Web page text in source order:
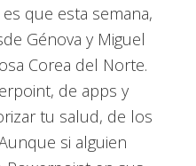
que esta semana,
Génova y Miguel
Corea del Norte.
de apps y
tu salud, de los
si alguien